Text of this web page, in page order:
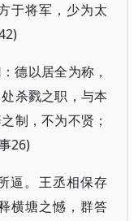
于将军，少为太
德以居全为称，
杀戮之职，与本
制，不为不贤；
26)
逼。王丞相保存
横塘之憾，群答